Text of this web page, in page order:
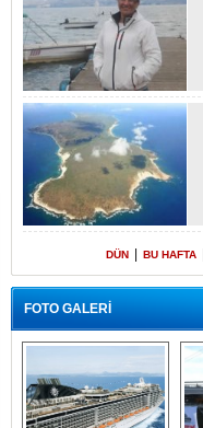
DÜN BU HAFTA
FOTO GALERİ